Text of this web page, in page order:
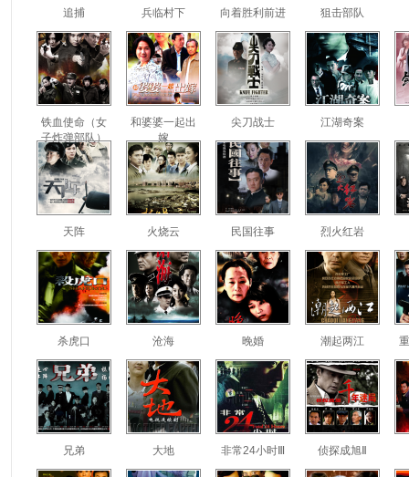
追捕 兵临村下 向着胜利前进 狙击部队
铁血使命（女
子炸弹部队）
和婆婆一起出
嫁
尖刀战士 江湖奇案
天阵 火烧云 民国往事 烈火红岩
杀虎口 沧海 晚婚 潮起两江
兄弟 大地 非常24小时Ⅲ 侦探成旭Ⅱ